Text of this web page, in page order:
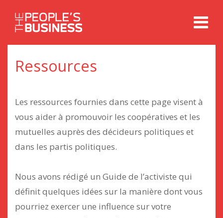
Aller
au
contenu
Sauter
au
menu
principal
Ressources
Les ressources fournies dans cette page visent à
vous aider à promouvoir les coopératives et les
mutuelles auprès des décideurs politiques et
dans les partis politiques.
Nous avons rédigé un Guide de l’activiste qui
définit quelques idées sur la manière dont vous
pourriez exercer une influence sur votre